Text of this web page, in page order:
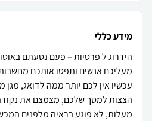
מידע כללי
הידרוג ל פרטיות – פעם נסעתם
מעליכם אנשים ותפסו אותכם
עכשיו אין לכם יותר ממה לדואג, מגן
מעלות, לא פוגע בראיה מלפנים